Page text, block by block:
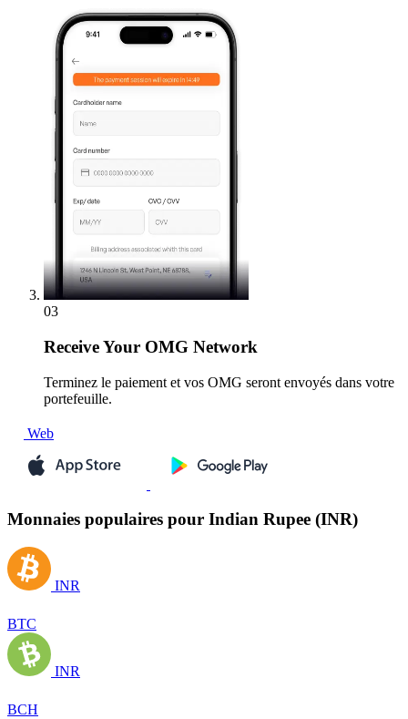
03
ReceiveYour OMG Network
Terminez le paiement et vos OMG seront envoyés dans votre
portefeuille.
Web
Monnaies populaires pour Indian Rupee (INR)
INR
BTC
INR
BCH